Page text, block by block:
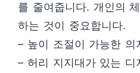
를 줄여줍니다. 개인의
하는 것이 중요합니다.
– 높이 조절이 가능한 의
– 허리 지지대가 있는 디